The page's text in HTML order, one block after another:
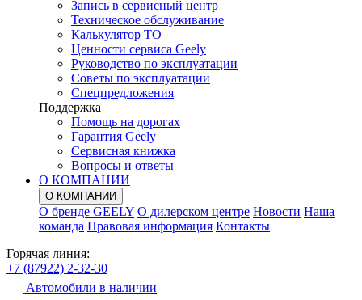
Запись в сервисный центр
Техническое обслуживание
Калькулятор ТО
Ценности сервиса Geely
Руководство по эксплуатации
Советы по эксплуатации
Спецпредложения
Поддержка
Помощь на дорогах
Гарантия Geely
Сервисная книжка
Вопросы и ответы
О КОМПАНИИ
О КОМПАНИИ
О бренде GEELY О дилерском центре Новости Наша
команда Правовая информация Контакты
Горячая линия:
+7 (87922) 2-32-30
Автомобили в наличии